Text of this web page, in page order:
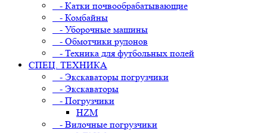
- Катки почвообрабатывающие
- Комбайны
- Уборочные машины
- Обмотчики рулонов
- Техника для футбольных полей
СПЕЦ. ТЕХНИКА
- Экскаваторы погрузчики
- Экскаваторы
- Погрузчики
HZM
- Вилочные погрузчики